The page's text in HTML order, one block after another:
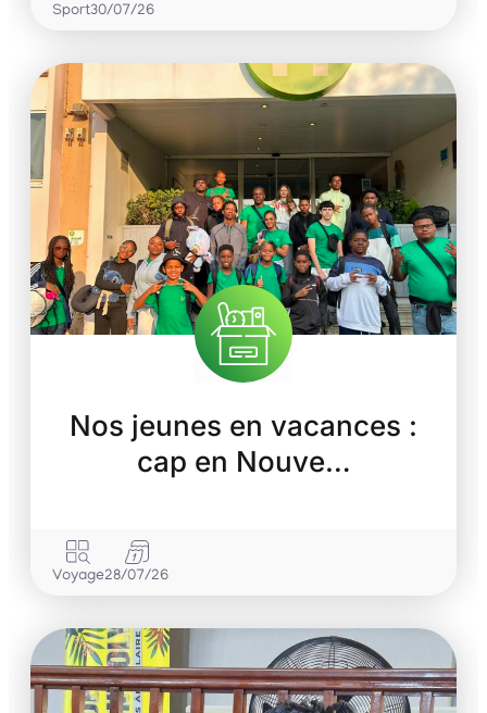
Sport30/07/26
Nos jeunes en vacances :
cap en Nouve…
Voyage28/07/26